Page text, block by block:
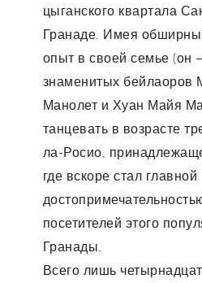
цыганского квартала
Гранаде. Имея
опыт в своей семье (он
знаменитых бейлаоров
Манолет и Хуан Майя
танцевать в возрасте
ла-Росио,
где вскоре стал главной
посетителей этого
Гранады.
Всего лишь